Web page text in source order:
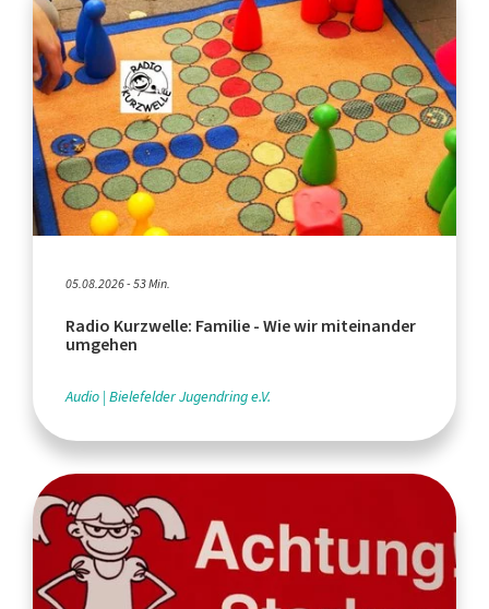
05.08.2026 - 53 Min.
Radio Kurzwelle: Familie - Wie wir miteinander
umgehen
Audio Bielefelder Jugendring e.V.